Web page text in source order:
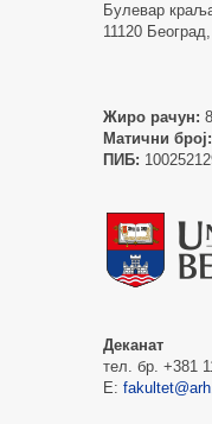
Булевар
11120
Жиро рачун:
Матични број:
ПИБ:
Деканат
тел. бр. +381
Е: